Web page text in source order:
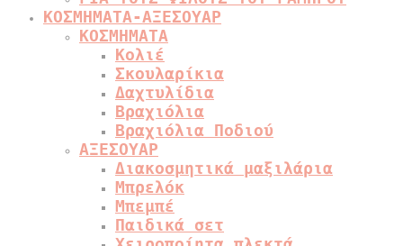
ΚΟΣΜΗΜΑΤΑ-ΑΞΕΣΟΥΑΡ
ΚΟΣΜΗΜΑΤΑ
Κολιέ
Σκουλαρίκια
Δαχτυλίδια
Βραχιόλια
Βραχιόλια Ποδιού
ΑΞΕΣΟΥΑΡ
Διακοσμητικά μαξιλάρια
Μπρελόκ
Μπεμπέ
Παιδικά σετ